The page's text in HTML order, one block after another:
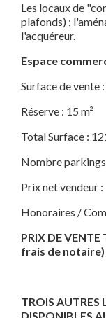
Les locaux de
plafonds) ;
l'acquéreur.
Espace
Surface de vente :
Réserve : 15 m²
Total Surface :
Nombre
Prix net vendeur
Honoraires /
PRIX DE
frais de notaire)
TROIS